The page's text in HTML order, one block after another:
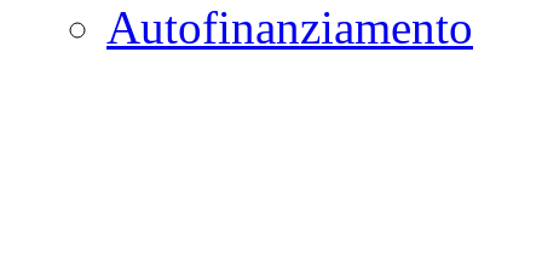
Autofinanziamento